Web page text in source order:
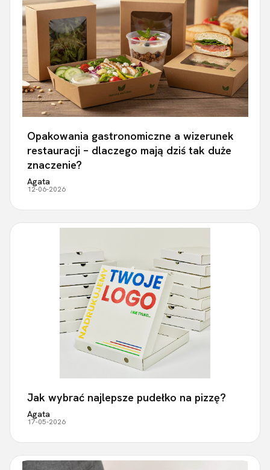
Opakowania gastronomiczne a wizerunek
restauracji – dlaczego mają dziś tak duże
znaczenie?
Agata
12-06-2026
Jak wybrać najlepsze pudełko na pizzę?
Agata
17-05-2026